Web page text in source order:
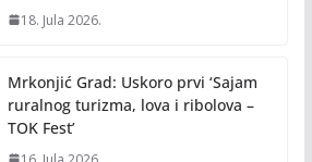
18. Jula 2026.
Mrkonjić Grad: Uskoro prvi ‘Sajam
ruralnog turizma, lova i ribolova –
TOK Fest’